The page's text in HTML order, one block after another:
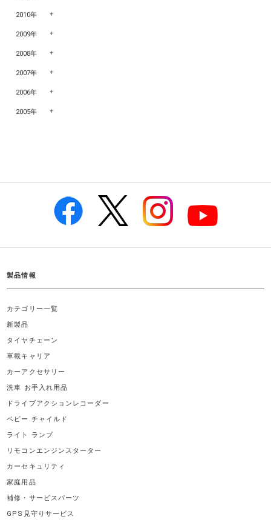
2010年
2009年
2008年
2007年
2006年
2005年
製品情報
カテゴリー一覧
新製品
タイヤチェーン
車載キャリア
カーアクセサリー
洗車 お手入れ用品
ドライブアクションレコーダー
ベビー チャイルド
ライト ランプ
リモコンエンジンスターター
カーセキュリティ
家庭用品
補修・サービスパーツ
GPS見守りサービス